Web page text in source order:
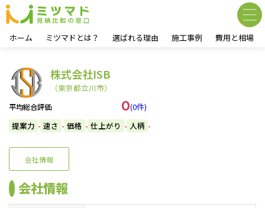
ホーム ミツマドとは？ 選ばれる理由 施工事例 費用と相場
平均総合評価 0(0件)
提案力 - 速さ - 価格 - 仕上がり - 人柄 -
株式会社ISB
（東京都立川市）
会社情報
会社情報